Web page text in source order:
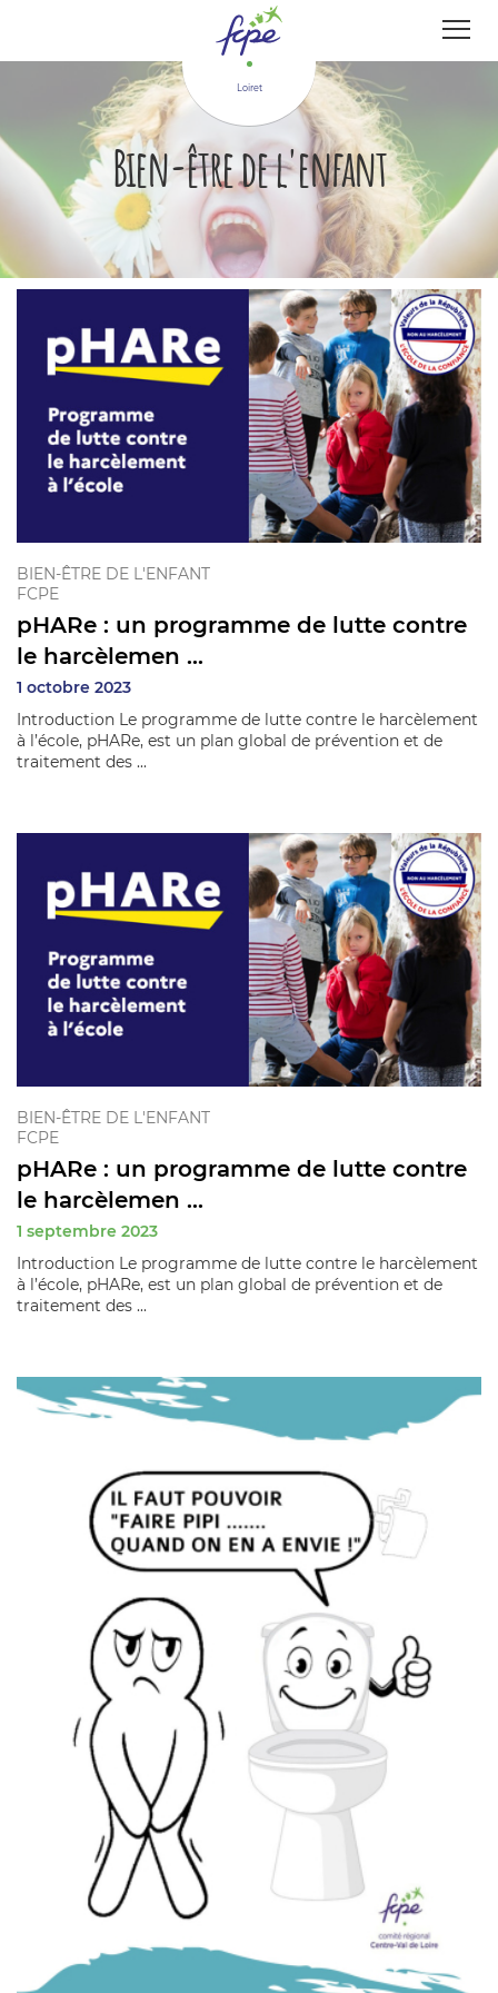
Loiret
Bien-être de l'enfant
BIEN-ÊTRE DE L'ENFANT
FCPE
pHARe : un programme de lutte contre
le harcèlemen ...
1 octobre 2023
Introduction Le programme de lutte contre le harcèlement
à l’école, pHARe, est un plan global de prévention et de
traitement des ...
BIEN-ÊTRE DE L'ENFANT
FCPE
pHARe : un programme de lutte contre
le harcèlemen ...
1 septembre 2023
Introduction Le programme de lutte contre le harcèlement
à l’école, pHARe, est un plan global de prévention et de
traitement des ...